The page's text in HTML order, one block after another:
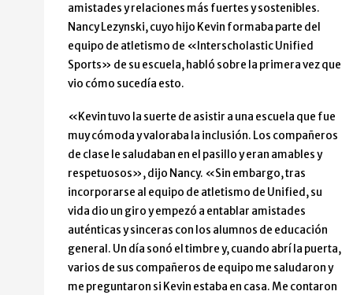
amistades y relaciones más fuertes y sostenibles.
Nancy Lezynski, cuyo hijo Kevin formaba parte del
equipo de atletismo de «Interscholastic Unified
Sports» de su escuela, habló sobre la primera vez que
vio cómo sucedía esto.
«Kevin tuvo la suerte de asistir a una escuela que fue
muy cómoda y valoraba la inclusión. Los compañeros
de clase le saludaban en el pasillo y eran amables y
respetuosos», dijo Nancy. «Sin embargo, tras
incorporarse al equipo de atletismo de Unified, su
vida dio un giro y empezó a entablar amistades
auténticas y sinceras con los alumnos de educación
general. Un día sonó el timbre y, cuando abrí la puerta,
varios de sus compañeros de equipo me saludaron y
me preguntaron si Kevin estaba en casa. Me contaron